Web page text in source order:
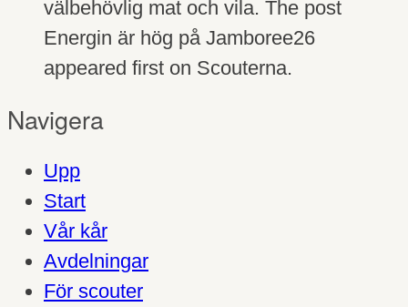
välbehövlig mat och vila. The post
Energin är hög på Jamboree26
appeared first on Scouterna.
Navigera
Upp
Start
Vår kår
Avdelningar
För scouter